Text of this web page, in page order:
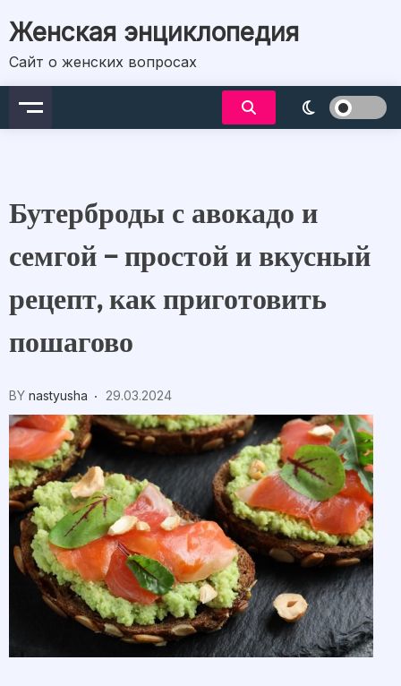
to
content
Женская энциклопедия
Сайт о женских вопросах
Бутерброды с авокадо и
семгой – простой и вкусный
рецепт, как приготовить
пошагово
BY nastyusha 29.03.2024